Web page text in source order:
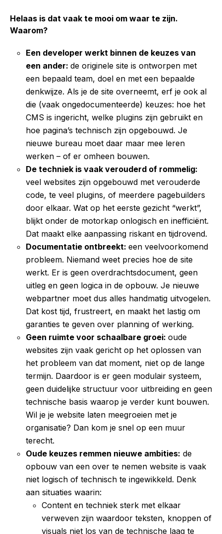
Helaas is dat vaak te mooi om waar te zijn.
Waarom?
Een developer werkt binnen de keuzes van
een ander: de originele site is ontworpen met
een bepaald team, doel en met een bepaalde
denkwijze. Als je de site overneemt, erf je ook al
die (vaak ongedocumenteerde) keuzes: hoe het
CMS is ingericht, welke plugins zijn gebruikt en
hoe pagina’s technisch zijn opgebouwd. Je
nieuwe bureau moet daar maar mee leren
werken – of er omheen bouwen.
De techniek is vaak verouderd of rommelig:
veel websites zijn opgebouwd met verouderde
code, te veel plugins, of meerdere pagebuilders
door elkaar. Wat op het eerste gezicht “werkt”,
blijkt onder de motorkap onlogisch en inefficiënt.
Dat maakt elke aanpassing riskant en tijdrovend.
Documentatie ontbreekt: een veelvoorkomend
probleem. Niemand weet precies hoe de site
werkt. Er is geen overdrachtsdocument, geen
uitleg en geen logica in de opbouw. Je nieuwe
webpartner moet dus alles handmatig uitvogelen.
Dat kost tijd, frustreert, en maakt het lastig om
garanties te geven over planning of werking.
Geen ruimte voor schaalbare groei: oude
websites zijn vaak gericht op het oplossen van
het probleem van dat moment, niet op de lange
termijn. Daardoor is er geen modulair systeem,
geen duidelijke structuur voor uitbreiding en geen
technische basis waarop je verder kunt bouwen.
Wil je je website laten meegroeien met je
organisatie? Dan kom je snel op een muur
terecht.
Oude keuzes remmen nieuwe ambities: de
opbouw van een over te nemen website is vaak
niet logisch of technisch te ingewikkeld. Denk
aan situaties waarin:
Content en techniek sterk met elkaar
verweven zijn waardoor teksten, knoppen of
visuals niet los van de technische laag te